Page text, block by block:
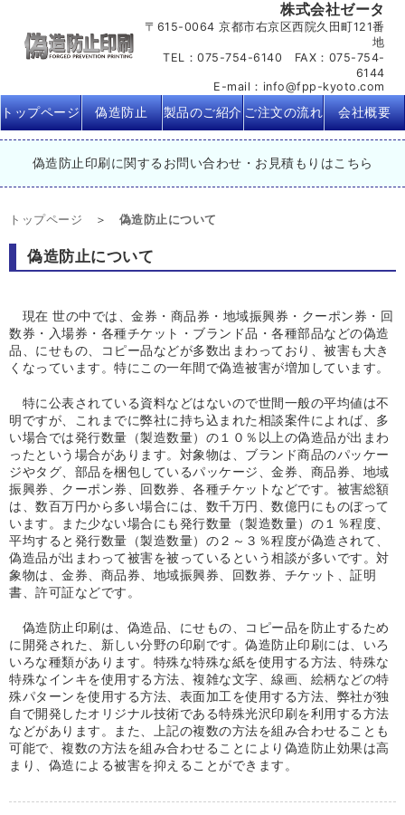
株式会社ゼータ
〒615-0064 京都市右京区西院久田町121番
地
TEL：075-754-6140 FAX：075-754-
6144
E-mail：info@fpp-kyoto.com
トップページ 偽造防止 製品のご紹介ご注文の流れ 会社概要
偽造防止印刷に関するお問い合わせ・お見積もりはこちら
トップページ 偽造防止について
偽造防止について
現在 世の中では、金券・商品券・地域振興券・クーポン券・回
数券・入場券・各種チケット・ブランド品・各種部品などの偽造
品、にせもの、コピー品などが多数出まわっており、被害も大き
くなっています。特にこの一年間で偽造被害が増加しています。
特に公表されている資料などはないので世間一般の平均値は不
明ですが、これまでに弊社に持ち込まれた相談案件によれば、多
い場合では発行数量（製造数量）の１０％以上の偽造品が出まわ
ったという場合があります。対象物は、ブランド商品のパッケー
ジやタグ、部品を梱包しているパッケージ、金券、商品券、地域
振興券、クーポン券、回数券、各種チケットなどです。被害総額
は、数百万円から多い場合には、数千万円、数億円にものぼって
います。また少ない場合にも発行数量（製造数量）の１％程度、
平均すると発行数量（製造数量）の２～３％程度が偽造されて、
偽造品が出まわって被害を被っているという相談が多いです。対
象物は、金券、商品券、地域振興券、回数券、チケット、証明
書、許可証などです。
偽造防止印刷は、偽造品、にせもの、コピー品を防止するため
に開発された、新しい分野の印刷です。偽造防止印刷には、いろ
いろな種類があります。特殊な特殊な紙を使用する方法、特殊な
特殊なインキを使用する方法、複雑な文字、線画、絵柄などの特
殊パターンを使用する方法、表面加工を使用する方法、弊社が独
自で開発したオリジナル技術である特殊光沢印刷を利用する方法
などがあります。また、上記の複数の方法を組み合わせることも
可能で、複数の方法を組み合わせることにより偽造防止効果は高
まり、偽造による被害を抑えることができます。